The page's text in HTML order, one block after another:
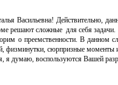
Васильевна! Действительно,
решают сложные для себя задачи.
о преемственности. В данном
физминутки, сюрпризные моменты
думаю, воспользуются Вашей